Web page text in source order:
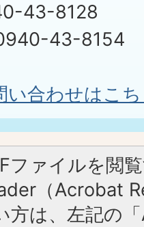
43-8128
43-8154
い合わせはこ
ファイルを閲
（Acrobat
方は、左記の